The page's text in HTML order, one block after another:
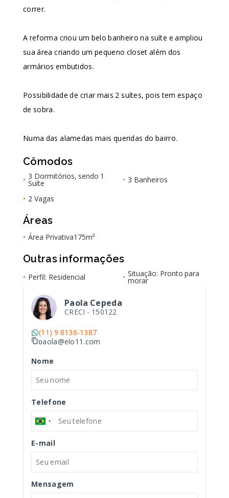
correr.
A reforma criou um belo banheiro na suíte e ampliou
sua área criando um pequeno closet além dos
armários embutidos.
Possibilidade de criar mais 2 suítes, pois tem espaço
de sobra.
Numa das alamedas mais queridas do bairro.
Cômodos
• 3 Dormitórios, sendo 1
Suíte • 3 Banheiros
• 2 Vagas
Áreas
• Área Privativa175m²
Outras informações
• Perfil: Residencial • Situação: Pronto para
morar
Paola Cepeda
CRECI - 150122
(11) 9 8136-1387
paola@elo11.com
Nome
Telefone
E-mail
Mensagem